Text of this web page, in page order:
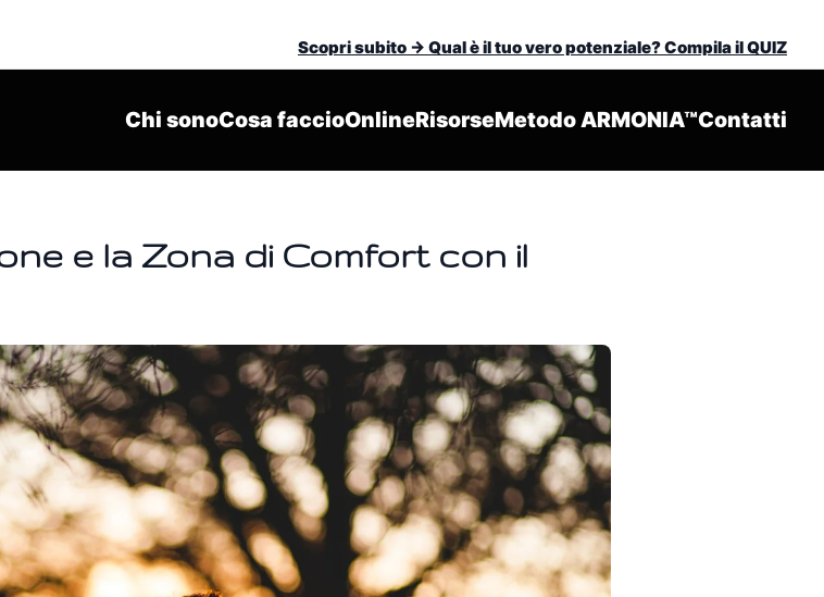
Scopri subito -> Qual è il tuo vero potenziale? Compila il QUIZ
Chi sonoCosa faccioOnlineRisorseMetodo ARMONIA™Contatti
e la Zona di Comfort con il